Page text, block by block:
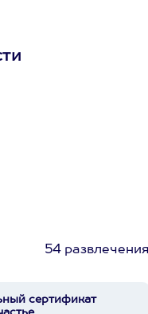
54
сертификат